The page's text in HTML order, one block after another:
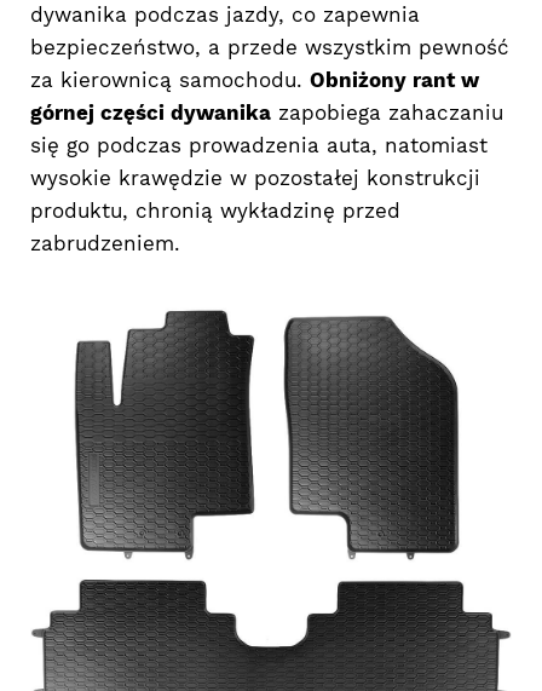
dywanika podczas jazdy, co zapewnia
bezpieczeństwo, a przede wszystkim pewność
za kierownicą samochodu. Obniżony rant w
górnej części dywanika zapobiega zahaczaniu
się go podczas prowadzenia auta, natomiast
wysokie krawędzie w pozostałej konstrukcji
produktu, chronią wykładzinę przed
zabrudzeniem.